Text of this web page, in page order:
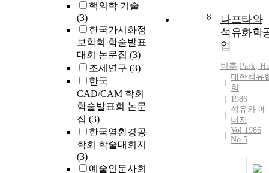
핵의학 기술
(3)
한국가시화정
보학회 학술발표
대회 논문집 (3)
조세연구 (3)
한국
CAD/CAM 학회
학술발표회 논문
집 (3)
한국열환경공
학회 학술대회지
(3)
예술인문사회
8
나프타와
석유화학
업
박훈,Park,
대한석유
회
1986
석유와 에
너지
Vol.1986
No.5